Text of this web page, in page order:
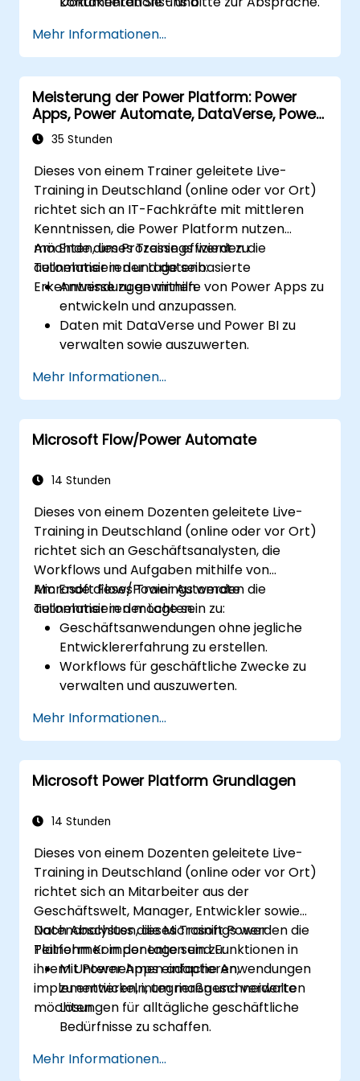
nachhaltigen Implementierung der
Lösungen.
Mehr Informationen...
Meisterung der Power Platform: Power
Apps, Power Automate, DataVerse, Power
BI und Power Virtual Agents
35 Stunden
Dieses von einem Trainer geleitete Live-
Training in Deutschland (online oder vor Ort)
richtet sich an IT-Fachkräfte mit mittleren
Kenntnissen, die Power Platform nutzen
möchten, um Prozesse effizient zu
automatisieren und datenbasierte
Erkenntnisse zu gewinnen.
Am Ende dieses Trainings werden die
Teilnehmer in der Lage sein:
Anwendungen mithilfe von Power Apps zu
entwickeln und anzupassen.
Daten mit DataVerse und Power BI zu
verwalten sowie auszuwerten.
Automate zu automatisieren.
Intelligente Chatbots mittels Power
Virtual Agents zu gestalten und
einzusetzen.
Power Platform zu integrieren sowie zu
Mehr Informationen...
Microsoft Flow/Power Automate
14 Stunden
Dieses von einem Dozenten geleitete Live-
Training in Deutschland (online oder vor Ort)
richtet sich an Geschäftsanalysten, die
Workflows und Aufgaben mithilfe von
Microsoft Flow/Power Automate
automatisieren möchten.
Am Ende dieses Trainings werden die
Teilnehmer in der Lage sein zu:
Geschäftsanwendungen ohne jegliche
Entwicklererfahrung zu erstellen.
Workflows für geschäftliche Zwecke zu
verwalten und auszuwerten.
festzulegen, Aktionen hinzuzufügen sowie
Bedingungen zu definieren.
Mehr Informationen...
Microsoft Power Platform Grundlagen
14 Stunden
Dieses von einem Dozenten geleitete Live-
Training in Deutschland (online oder vor Ort)
richtet sich an Mitarbeiter aus der
Geschäftswelt, Manager, Entwickler sowie
Datenanalysten, die Microsoft Power
Platform Komponenten und Funktionen in
ihrem Unternehmen adaptieren,
implementieren, integrieren und verwalten
möchten.
Nach Abschluss dieses Trainings werden die
Teilnehmer in der Lage sein zu:
Mit Power Apps einfache Anwendungen
zu entwickeln, um maßgeschneiderte
Lösungen für alltägliche geschäftliche
Bedürfnisse zu schaffen.
Automate (früher Microsoft Flow) zu
Mehr Informationen...